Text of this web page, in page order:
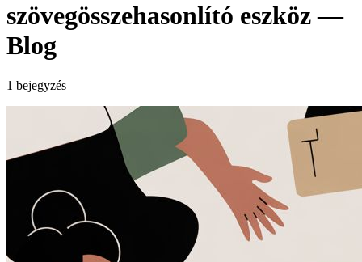
szövegösszehasonlító eszköz—
Blog
1 bejegyzés